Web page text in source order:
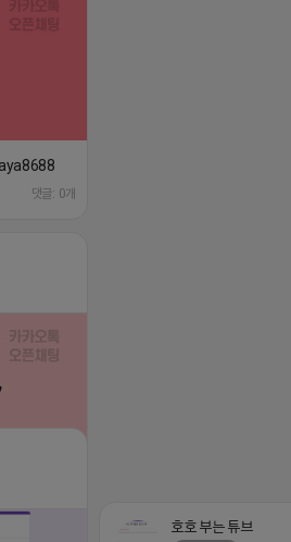
댓글: 0개
댓글:20개
호호 부는 튜브